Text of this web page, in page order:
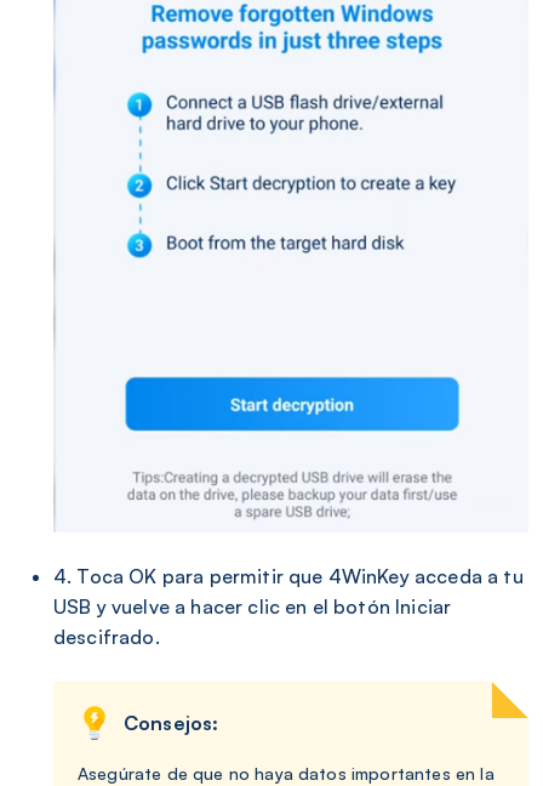
4. Toca OK para permitir que 4WinKey acceda a tu
USB y vuelve a hacer clic en el botón Iniciar
descifrado.
Consejos:
Asegúrate de que no haya datos importantes en la